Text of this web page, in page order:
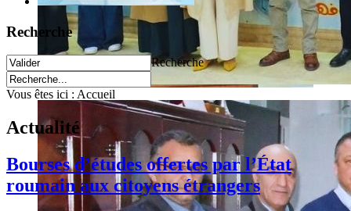
Recherche
Recherche
Vous êtes ici : Accueil
Actualité
Bourses d’études offertes par l’État
roumain aux citoyens étrangers